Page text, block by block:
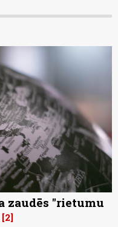
zaudēs "rietumu
2